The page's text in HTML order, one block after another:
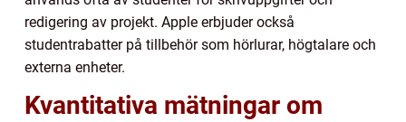
redigering av projekt. Apple erbjuder också
studentrabatter på tillbehör som hörlurar, högtalare och
externa enheter.
Kvantitativa mätningar om